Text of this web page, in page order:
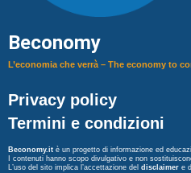
Beconomy
L’economia che verrà – The economy to
Privacy policy
Termini e condizioni
Beconomy.it è un progetto di informazione ed
I contenuti hanno scopo divulgativo e non
L’uso del sito implica l’accettazione del disclaimer e